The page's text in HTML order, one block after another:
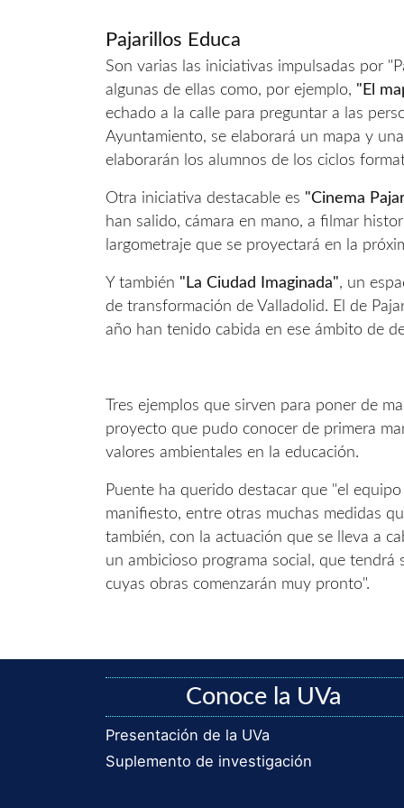
Pajarillos Educa
Son varias las iniciativas impulsadas por
algunas de ellas como, por ejemplo, "El
echado a la calle para preguntar a las
Ayuntamiento, se elaborará un mapa y
elaborarán los alumnos de los ciclos
Otra iniciativa destacable es "Cinema
han salido, cámara en mano, a filmar
largometraje que se proyectará en la
Y también "La Ciudad Imaginada", un
de transformación de Valladolid. El de
año han tenido cabida en ese ámbito de
Tres ejemplos que sirven para poner de
proyecto que pudo conocer de primera
valores ambientales en la educación.
Puente ha querido destacar que "el
manifiesto, entre otras muchas medidas
también, con la actuación que se lleva a
un ambicioso programa social, que
cuyas obras comenzarán muy pronto".
Conoce la UVa
Presentación de la UVa
Suplemento de investigación